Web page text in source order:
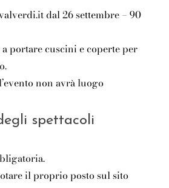
dal 26 settembre – 90
portare cuscini e coperte per
non avrà luogo
spettacoli
il proprio posto sul sito